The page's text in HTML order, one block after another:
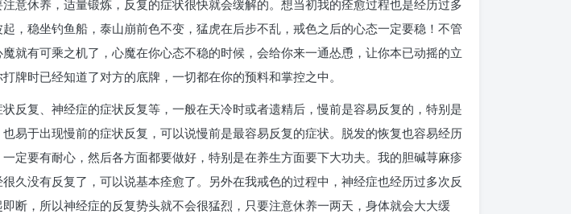
意休养，适量锻炼，反复的症状很快就会缓解的。想当初我的痊愈过程也是经历过多
，稳坐钓鱼船，泰山崩前色不变，猛虎在后步不乱，戒色之后的心态一定要稳！不管
就有可乘之机了，心魔在你心态不稳的时候，会给你来一通怂恿，让你本已动摇的立
牌时已经知道了对方的底牌，一切都在你的预料和掌控之中。
反复、神经症的症状反复等，一般在天冷时或者遗精后，慢前是容易反复的，特别是
易于出现慢前的症状反复，可以说慢前是最容易反复的症状。脱发的恢复也容易经历
定要有耐心，然后各方面都要做好，特别是在养生方面要下大功夫。我的胆碱荨麻疹
久没有反复了，可以说基本痊愈了。另外在我戒色的过程中，神经症也经历过多次反
断，所以神经症的反复势头就不会很猛烈，只要注意休养一两天，身体就会大大缓